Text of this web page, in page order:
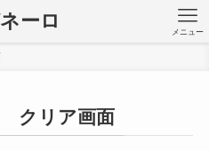
ーロ メニュー
クリア画面